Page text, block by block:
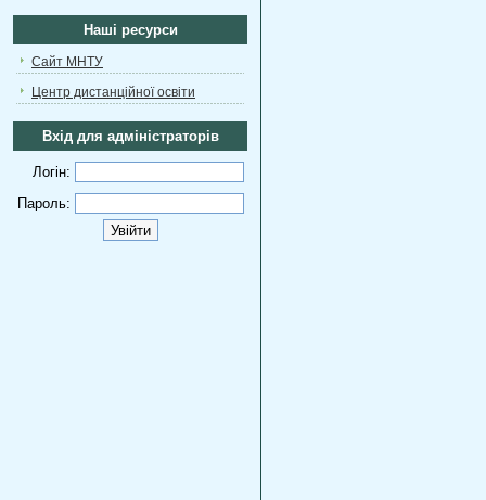
Наші ресурси
Сайт МНТУ
Центр дистанційної освіти
Вхід для адміністраторів
Логін:
Пароль: